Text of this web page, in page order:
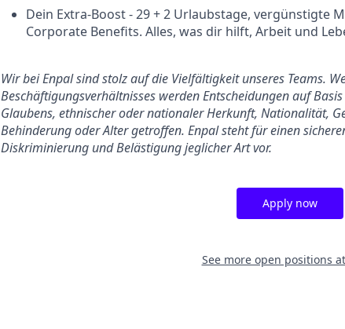
Dein Extra-Boost - 29 + 2 Urlaubstage, vergünstigte
Corporate Benefits. Alles, was dir hilft, Arbeit und
Wir bei Enpal sind stolz auf die Vielfältigkeit unseres Teams.
Beschäftigungsverhältnisses werden Entscheidungen auf
Glaubens, ethnischer oder nationaler Herkunft, Nationalität,
Behinderung oder Alter getroffen. Enpal steht für einen
Diskriminierung und Belästigung jeglicher Art vor.
Apply now
See more open positions at